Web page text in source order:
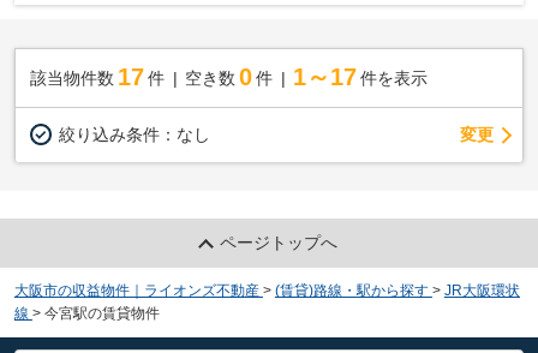
該当物件数 17件 空き数 0 件 1～17 件を表示
絞り込み条件： なし 変更
ページトップへ
大阪市の収益物件｜ライオンズ不動産 > (賃貸)路線・駅から探す > JR大阪環状
線 > 今宮駅の賃貸物件